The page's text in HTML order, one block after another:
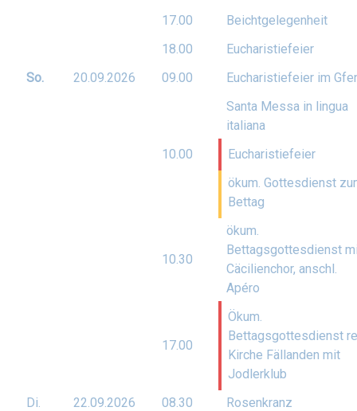
17.00
Beichtgelegenheit
18.00
Eucharistiefeier
So.
20.09.2026 09.00
Eucharistiefeier im
Santa Messa in lingua
italiana
10.00
Eucharistiefeier
ökum. Gottesdienst
Bettag
10.30
ökum.
Bettagsgottesdienst
Cäcilienchor, anschl.
Apéro
17.00
Ökum.
Bettagsgottesdienst
Kirche Fällanden mit
Jodlerklub
Di.
22.09.2026 08.30
Rosenkranz